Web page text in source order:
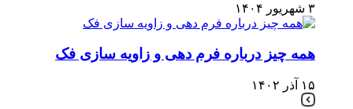
۳ شهریور ۱۴۰۴
همه چیز درباره فرم دهی و زاویه سازی فک
۱۵ آذر ۱۴۰۲